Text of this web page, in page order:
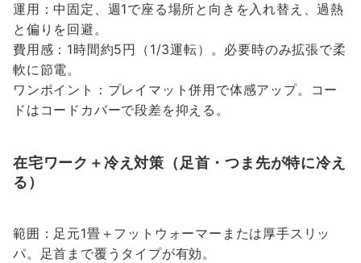
運用：中固定、週1で座る場所と向きを入れ替え、過熱
と偏りを回避。
費用感：1時間約5円（1/3運転）。必要時のみ拡張で柔
軟に節電。
ワンポイント：プレイマット併用で体感アップ。コー
ドはコードカバーで段差を抑える。
在宅ワーク＋冷え対策（足首・つま先が特に冷え
る）
範囲：足元1畳＋フットウォーマーまたは厚手スリッ
パ。足首まで覆うタイプが有効。